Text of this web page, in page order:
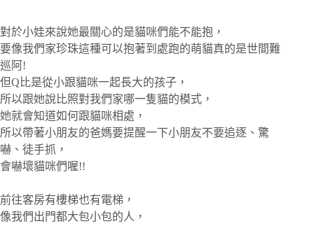
對於小娃來說她最關心的是貓咪們能不能抱，
要像我們家珍珠這種可以抱著到處跑的萌貓真的是世間難
巡阿!
但Q比是從小跟貓咪一起長大的孩子，
所以跟她說比照對我們家哪一隻貓的模式，
她就會知道如何跟貓咪相處，
所以帶著小朋友的爸媽要提醒一下小朋友不要追逐、驚
嚇、徒手抓，
會嚇壞貓咪們喔!!
前往客房有樓梯也有電梯，
像我們出門都大包小包的人，